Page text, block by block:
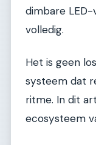
dimbare
volledig.
Het is geen
systeem dat
ritme. In dit
ecosysteem